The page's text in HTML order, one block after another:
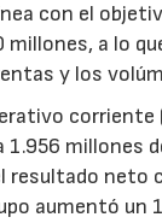
con el
millones, a lo
y los
corriente
millones
resultado neto
aumentó un